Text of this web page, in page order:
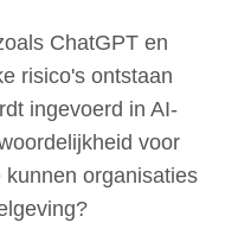
ChatGPT en
risico's ontstaan
ingevoerd in AI-
voor
organisaties